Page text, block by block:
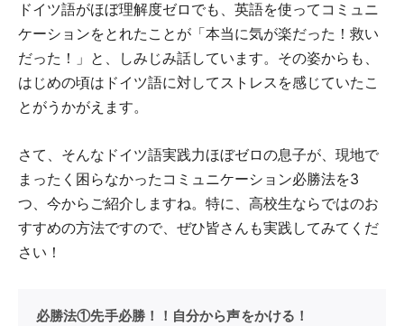
ドイツ語がほぼ理解度ゼロでも、英語を使ってコミュニ
ケーションをとれたことが「本当に気が楽だった！救い
だった！」と、しみじみ話しています。その姿からも、
はじめの頃はドイツ語に対してストレスを感じていたこ
とがうかがえます。
さて、そんなドイツ語実践力ほぼゼロの息子が、現地で
まったく困らなかったコミュニケーション必勝法を3
つ、今からご紹介しますね。特に、高校生ならではのお
すすめの方法ですので、ぜひ皆さんも実践してみてくだ
さい！
必勝法①先手必勝！！自分から声をかける！